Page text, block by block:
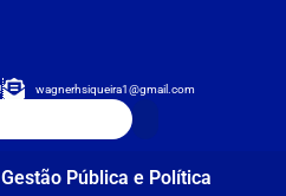
wagnerhsiqueira1@gmail.com
Gestão Pública e Política